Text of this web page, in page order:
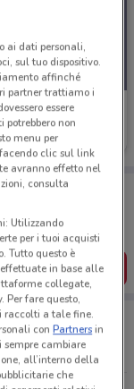
vicino a te,
comodamente
ai dati personali,
sul tuo dispositivo.
affinché
partner trattiamo i
essere
non
menu per
clic sul link
avranno effetto nel
consulta
Utilizzando
per i tuoi acquisti
Tutto questo è
in base alle
collegate,
Per fare questo,
raccolti a tale fine.
conPartnersin
sempre cambiare
all’interno della
che